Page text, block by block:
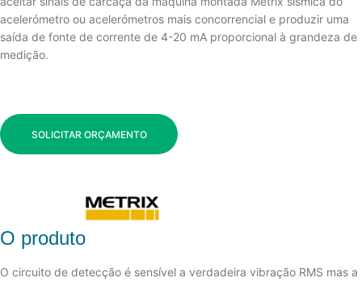
acelerómetro ou acelerómetros mais concorrencial e produzir uma
saída de fonte de corrente de 4-20 mA proporcional à grandeza de
medição.
SOLICITAR ORÇAMENTO
O produto
O circuito de detecção é sensível a verdadeira vibração RMS mas a